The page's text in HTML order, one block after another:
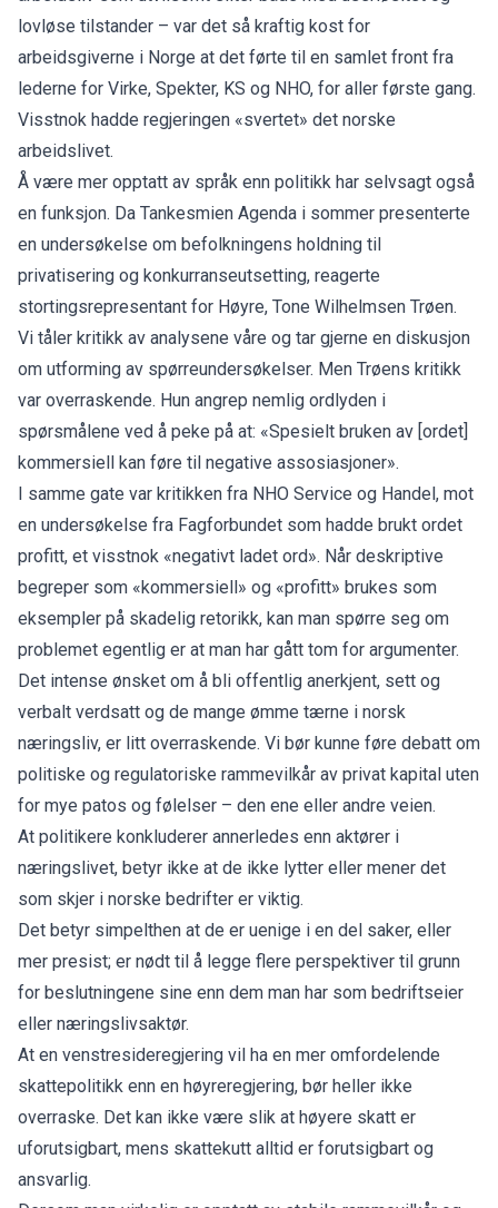
lovløse tilstander – var det så kraftig kost for
arbeidsgiverne i Norge at det førte til en samlet front fra
lederne for Virke, Spekter, KS og NHO, for aller første gang.
Visstnok hadde regjeringen «svertet» det norske
arbeidslivet.
Å være mer opptatt av språk enn politikk har selvsagt også
en funksjon. Da Tankesmien Agenda i sommer presenterte
en undersøkelse om befolkningens holdning til
privatisering og konkurranseutsetting, reagerte
stortingsrepresentant for Høyre, Tone Wilhelmsen Trøen.
Vi tåler kritikk av analysene våre og tar gjerne en diskusjon
om utforming av spørreundersøkelser. Men Trøens kritikk
var overraskende. Hun angrep nemlig ordlyden i
spørsmålene ved å peke på at: «Spesielt bruken av [ordet]
kommersiell kan føre til negative assosiasjoner».
I samme gate var kritikken fra NHO Service og Handel, mot
en undersøkelse fra Fagforbundet som hadde brukt ordet
profitt, et visstnok «negativt ladet ord». Når deskriptive
begreper som «kommersiell» og «profitt» brukes som
eksempler på skadelig retorikk, kan man spørre seg om
problemet egentlig er at man har gått tom for argumenter.
Det intense ønsket om å bli offentlig anerkjent, sett og
verbalt verdsatt og de mange ømme tærne i norsk
næringsliv, er litt overraskende. Vi bør kunne føre debatt om
politiske og regulatoriske rammevilkår av privat kapital uten
for mye patos og følelser – den ene eller andre veien.
At politikere konkluderer annerledes enn aktører i
næringslivet, betyr ikke at de ikke lytter eller mener det
som skjer i norske bedrifter er viktig.
Det betyr simpelthen at de er uenige i en del saker, eller
mer presist; er nødt til å legge flere perspektiver til grunn
for beslutningene sine enn dem man har som bedriftseier
eller næringslivsaktør.
At en venstresideregjering vil ha en mer omfordelende
skattepolitikk enn en høyreregjering, bør heller ikke
overraske. Det kan ikke være slik at høyere skatt er
uforutsigbart, mens skattekutt alltid er forutsigbart og
ansvarlig.